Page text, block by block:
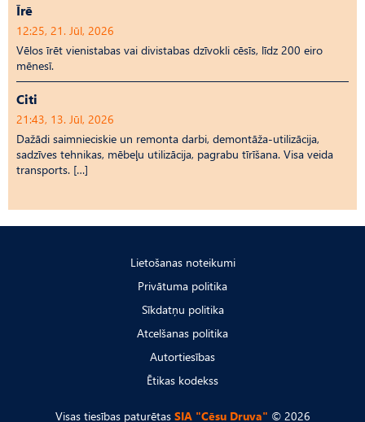
Īrē
12:25, 21. Jūl, 2026
Vēlos īrēt vienistabas vai divistabas dzīvokli cēsīs, līdz 200 eiro
mēnesī.
Citi
21:43, 13. Jūl, 2026
Dažādi saimnieciskie un remonta darbi, demontāža-utilizācija,
sadzīves tehnikas, mēbeļu utilizācija, pagrabu tīrīšana. Visa veida
transports. […]
Lietošanas noteikumi
Privātuma politika
Sīkdatņu politika
Atcelšanas politika
Autortiesības
Ētikas kodekss
Visas tiesības paturētas SIA "Cēsu Druva" © 2026